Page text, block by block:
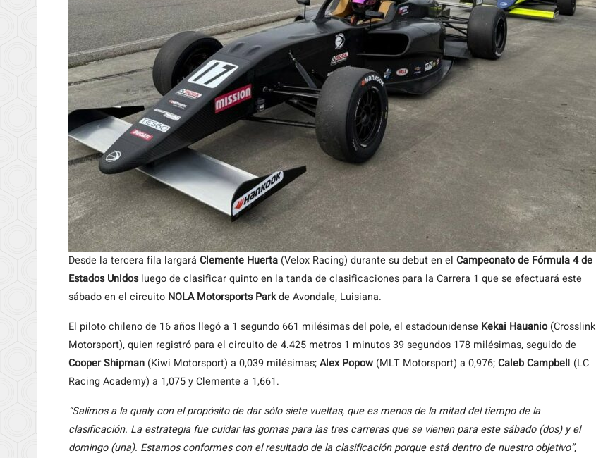
Desde la tercera fila largará Clemente Huerta (Velox Racing) durante su debut en el Campeonato de Fórmula 4 de
Estados Unidosluego de clasificar quinto en la tanda de clasificaciones para la Carrera 1 que se efectuará este
sábado en el circuito NOLA Motorsports Parkde Avondale, Luisiana.
El piloto chileno de 16 años llegó a 1 segundo 661 milésimas del pole, el estadounidense Kekai Hauanio(Crosslink
Motorsport), quien registró para el circuito de 4.425 metros 1 minutos 39 segundos 178 milésimas, seguido de
Cooper Shipman (Kiwi Motorsport) a 0,039 milésimas;Alex Popow (MLT Motorsport) a 0,976;Caleb Campbell (LC
Racing Academy) a 1,075 y Clemente a 1,661.
“Salimos a la qualy con el propósito de dar sólo siete vueltas, que es menos de la mitad del tiempo de la
clasificación. La estrategia fue cuidar las gomas para las tres carreras que se vienen para este sábado (dos) y el
domingo (una). Estamos conformes con el resultado de la clasificación porque está dentro de nuestro objetivo”,